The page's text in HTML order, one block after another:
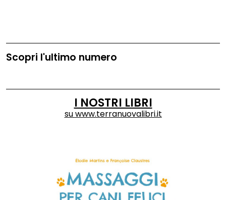
Scopri l'ultimo numero
I NOSTRI LIBRI
suwww.terranuovalibri.it